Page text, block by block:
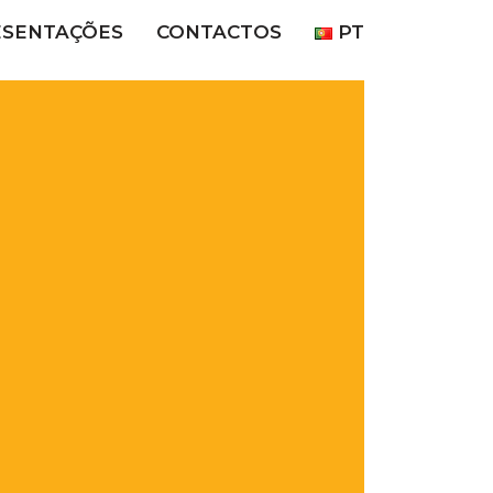
CONTACTOS PT